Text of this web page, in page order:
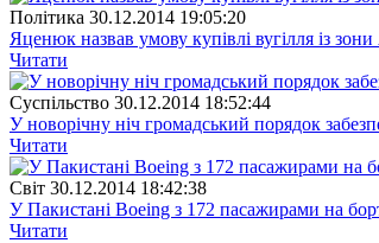
Полiтика 30.12.2014 19:05:20
Яценюк назвав умову купівлі вугілля із
Читати
Суспiльство 30.12.2014 18:52:44
У новорічну ніч громадський порядок
Читати
Свiт 30.12.2014 18:42:38
У Пакистані Boeing з 172 пасажирами на
Читати